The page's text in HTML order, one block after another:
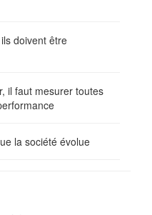
doivent être
il faut mesurer toutes
la société évolue